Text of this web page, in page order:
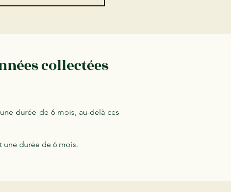
collectées
durée de 6 mois, au-delà ces
une durée de 6 mois.